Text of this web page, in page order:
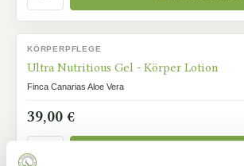
KÖRPERPFLEGE
Ultra Nutritious Gel - Körper Lotion
Finca Canarias Aloe Vera
39,00 €